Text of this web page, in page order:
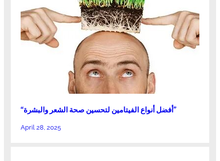
“أفضل أنواع الفيتامين لتحسين صحة الشعر والبشرة”
April 28, 2025